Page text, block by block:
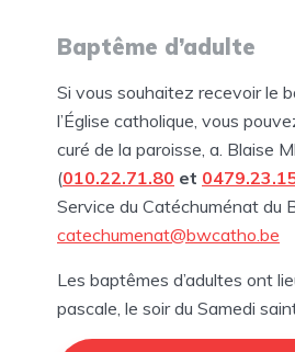
Baptême d’adulte
Si vous souhaitez recevoir le
l’Église catholique, vous
curé de la paroisse, a. Blaise
(010.22.71.80 et
Service du Catéchuménat du
catechumenat@bwcatho.be
Les baptêmes d’adultes ont
pascale, le soir du Samedi